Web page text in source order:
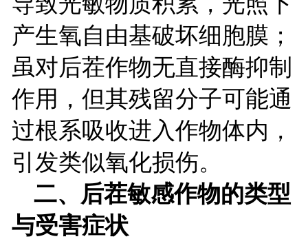
产生氧自由基破坏细胞膜；
虽对后茬作物无直接酶抑制
作用，但其残留分子可能通
过根系吸收进入作物体内，
引发类似氧化损伤。
二、后茬敏感作物的类型
与受害症状